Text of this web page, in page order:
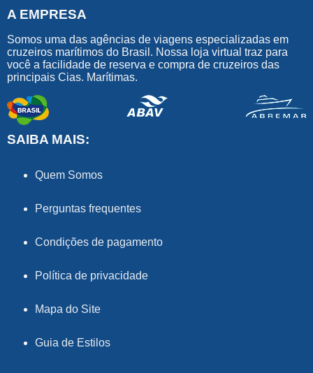
A EMPRESA
Somos uma das agências de viagens especializadas em
cruzeiros marítimos do Brasil. Nossa loja virtual traz para
você a facilidade de reserva e compra de cruzeiros das
principais Cias. Marítimas.
SAIBA MAIS:
Quem Somos
Perguntas frequentes
Condições de pagamento
Política de privacidade
Mapa do Site
Guia de Estilos